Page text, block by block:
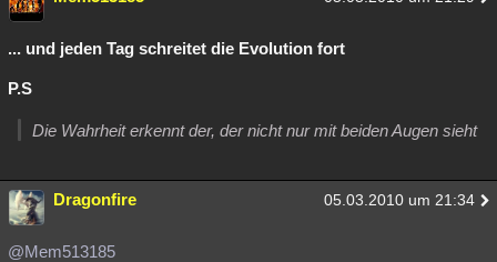
... und jeden Tag schreitet die Evolution fort
P.S
Die Wahrheit erkennt der, der nicht nur mit beiden Augen sieht
Dragonfire 05.03.2010 um 21:34
@Mem513185